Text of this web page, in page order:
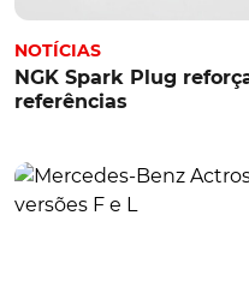
NOTÍCIAS
NGK Spark Plug
referências